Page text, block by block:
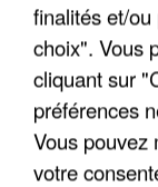
finalités et/
choix". Vous
cliquant sur
préférences
Vous pouvez
votre